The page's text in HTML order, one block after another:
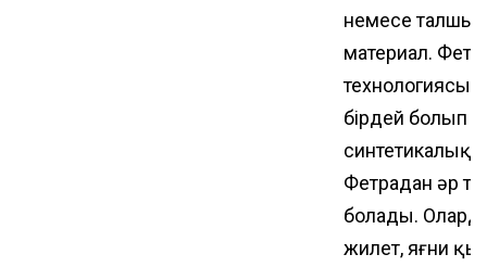
немесе
материал.
технологиясы
бірдей болып
синтетикалық
Фетрадан әр
болады.
жилет, яғни